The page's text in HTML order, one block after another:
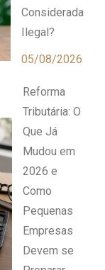
Considerada
Ilegal?
05/08/2026
Reforma
Tributária: O
Que Já
Mudou em
2026 e
Como
Pequenas
Empresas
Devem se